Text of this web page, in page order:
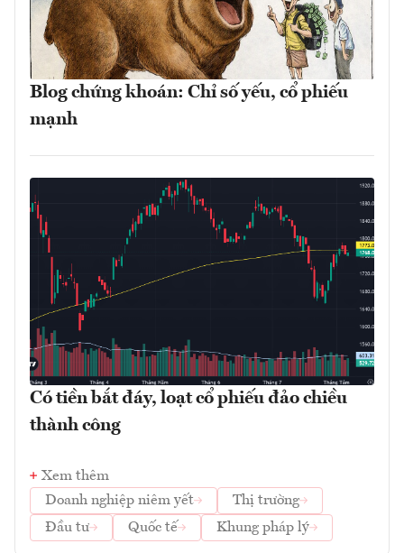
Blog chứng khoán: Chỉ số yếu, cổ phiếu
mạnh
Có tiền bắt đáy, loạt cổ phiếu đảo chiều
thành công
Xem thêm
Doanh nghiệp niêm yết
Thị trường
Đầu tư
Quốc tế Khung pháp lý